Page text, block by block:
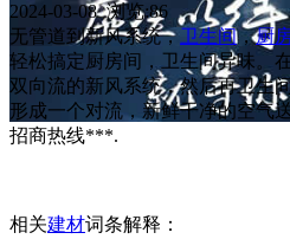
2024-03-08 浏览:86
无管道到新风系统， 卫生间，厨
轻松搞定厨房间，卫生间异味。
双向流的新风系统，然后再卫生
形成一个对流，新鲜干净的空气
招商热线***.
相关建材词条解释：